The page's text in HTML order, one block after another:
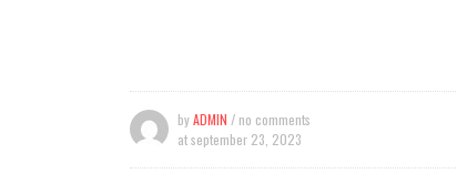
byADMIN / no comments
atseptember 23, 2023